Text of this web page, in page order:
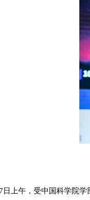
日上午，受中国科学院